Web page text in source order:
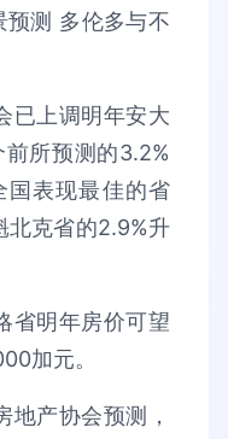
已上调明年安大
所预测的3.2%
国表现最佳的省
北克省的2.9%升
省明年房价可望
加元。
地产协会预测，